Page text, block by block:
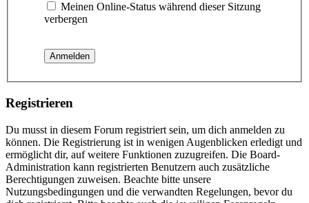
Meinen Online-Status während dieser Sitzung
verbergen
Registrieren
Du musst in diesem Forum registriert sein, um dich anmelden zu
können. Die Registrierung ist in wenigen Augenblicken erledigt und
ermöglicht dir, auf weitere Funktionen zuzugreifen. Die Board-
Administration kann registrierten Benutzern auch zusätzliche
Berechtigungen zuweisen. Beachte bitte unsere
Nutzungsbedingungen und die verwandten Regelungen, bevor du